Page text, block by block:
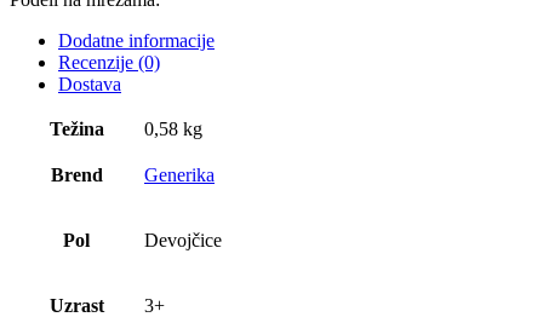
Dodatne informacije
Recenzije (0)
Dostava
Težina 0,58 kg
Brend Generika
Pol Devojčice
Uzrast 3+